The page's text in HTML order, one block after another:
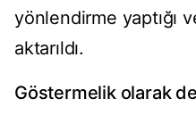
yönlendirme yaptığı
aktarıldı.
Göstermelik olarak